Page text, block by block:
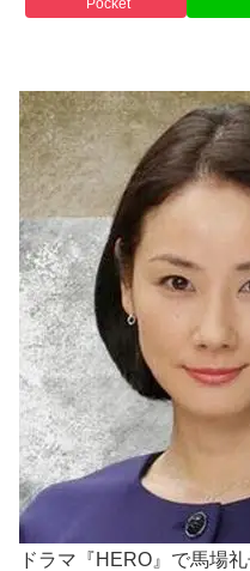
Pocket
ドラマ『HERO』で馬場